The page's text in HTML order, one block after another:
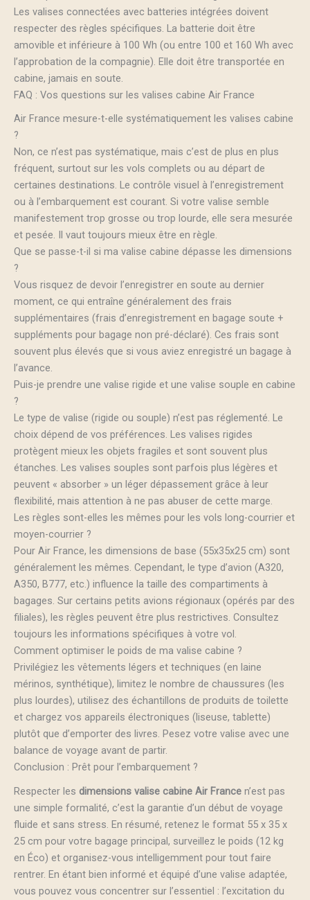
Les valises connectées avec batteries intégrées doivent
respecter des règles spécifiques. La batterie doit être
amovible et inférieure à 100 Wh (ou entre 100 et 160 Wh avec
l’approbation de la compagnie). Elle doit être transportée en
cabine, jamais en soute.
FAQ : Vos questions sur les valises cabine Air France
Air France mesure-t-elle systématiquement les valises cabine
?
Non, ce n’est pas systématique, mais c’est de plus en plus
fréquent, surtout sur les vols complets ou au départ de
certaines destinations. Le contrôle visuel à l’enregistrement
ou à l’embarquement est courant. Si votre valise semble
manifestement trop grosse ou trop lourde, elle sera mesurée
et pesée. Il vaut toujours mieux être en règle.
Que se passe-t-il si ma valise cabine dépasse les dimensions
?
Vous risquez de devoir l’enregistrer en soute au dernier
moment, ce qui entraîne généralement des frais
supplémentaires (frais d’enregistrement en bagage soute +
suppléments pour bagage non pré-déclaré). Ces frais sont
souvent plus élevés que si vous aviez enregistré un bagage à
l’avance.
Puis-je prendre une valise rigide et une valise souple en cabine
?
Le type de valise (rigide ou souple) n’est pas réglementé. Le
choix dépend de vos préférences. Les valises rigides
protègent mieux les objets fragiles et sont souvent plus
étanches. Les valises souples sont parfois plus légères et
peuvent « absorber » un léger dépassement grâce à leur
flexibilité, mais attention à ne pas abuser de cette marge.
Les règles sont-elles les mêmes pour les vols long-courrier et
moyen-courrier ?
Pour Air France, les dimensions de base (55x35x25 cm) sont
généralement les mêmes. Cependant, le type d’avion (A320,
A350, B777, etc.) influence la taille des compartiments à
bagages. Sur certains petits avions régionaux (opérés par des
filiales), les règles peuvent être plus restrictives. Consultez
toujours les informations spécifiques à votre vol.
Comment optimiser le poids de ma valise cabine ?
Privilégiez les vêtements légers et techniques (en laine
mérinos, synthétique), limitez le nombre de chaussures (les
plus lourdes), utilisez des échantillons de produits de toilette
et chargez vos appareils électroniques (liseuse, tablette)
plutôt que d’emporter des livres. Pesez votre valise avec une
balance de voyage avant de partir.
Conclusion : Prêt pour l’embarquement ?
Respecter les dimensions valise cabine Air France n’est pas
une simple formalité, c’est la garantie d’un début de voyage
fluide et sans stress. En résumé, retenez le format 55 x 35 x
25 cm pour votre bagage principal, surveillez le poids (12 kg
en Éco) et organisez-vous intelligemment pour tout faire
rentrer. En étant bien informé et équipé d’une valise adaptée,
vous pouvez vous concentrer sur l’essentiel : l’excitation du